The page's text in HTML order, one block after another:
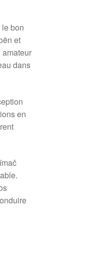
bon
et
dans
en